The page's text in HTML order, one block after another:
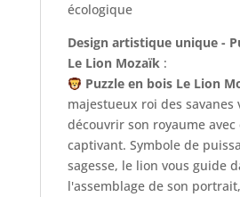
écologique
Design artistique unique -
Le Lion Mozaïk:
Puzzle en bois Le Lion
majestueux roi des savanes
découvrir son royaume avec
captivant. Symbole de
sagesse, le lion vous guide
l'assemblage de son